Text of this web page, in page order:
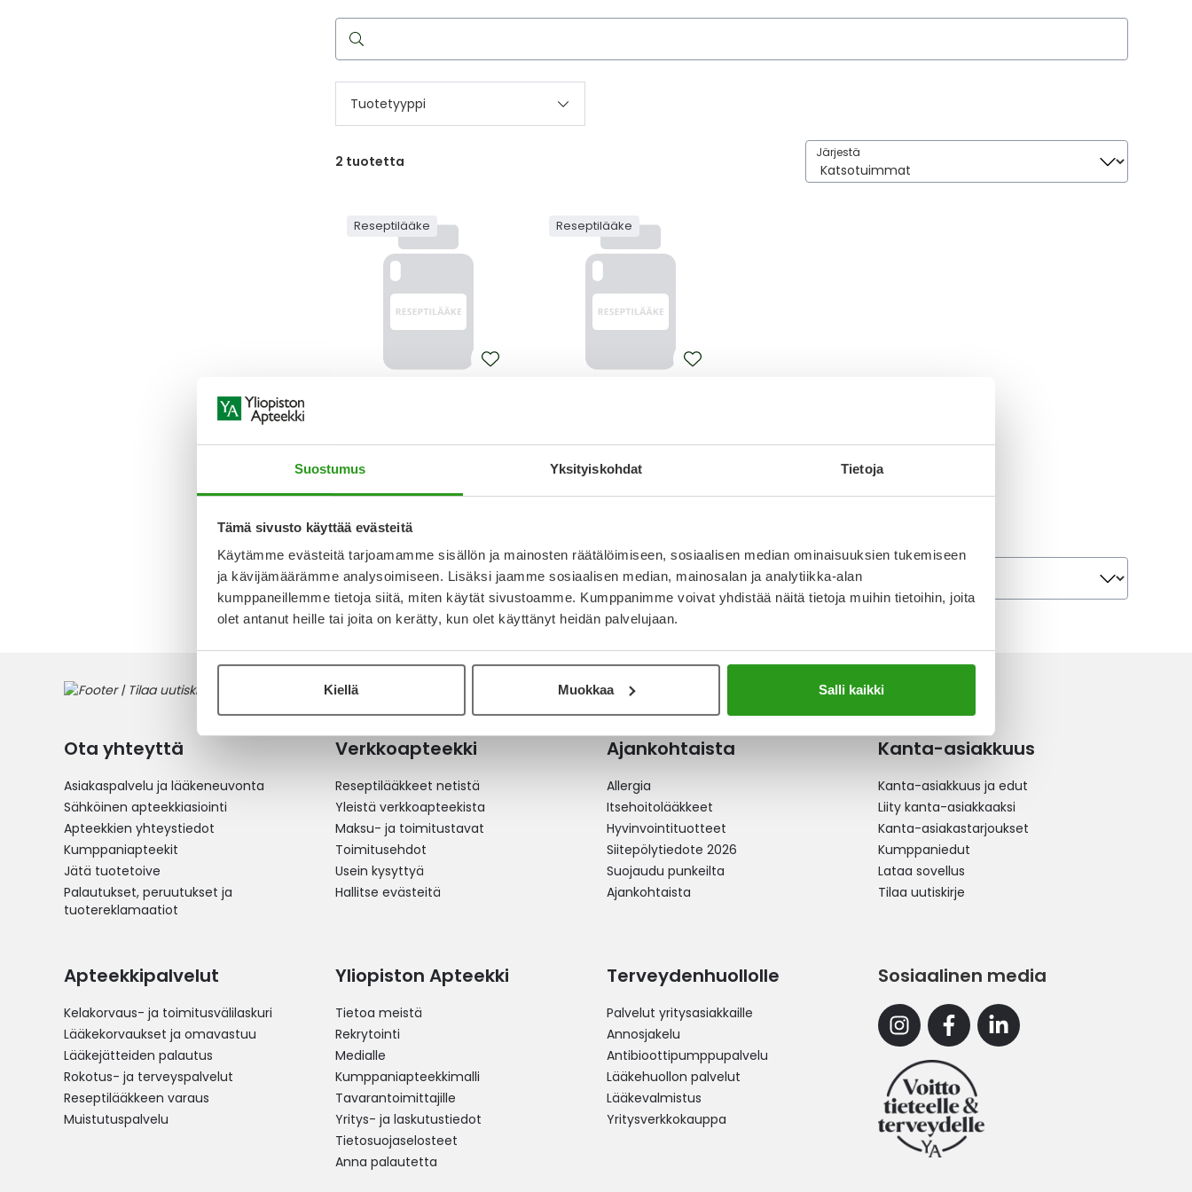
Suostumus Yksityiskohdat Tietoja
Tämä sivusto käyttää evästeitä
Käytämme evästeitä tarjoamamme sisällön ja mainosten räätälöimiseen, sosiaalisen median ominaisuuksien tukemiseen
ja kävijämäärämme analysoimiseen. Lisäksi jaamme sosiaalisen median, mainosalan ja analytiikka-alan
kumppaneillemme tietoja siitä, miten käytät sivustoamme. Kumppanimme voivat yhdistää näitä tietoja muihin tietoihin, joita
olet antanut heille tai joita on kerätty, kun olet käyttänyt heidän palvelujaan.
Kiellä Muokkaa Salli kaikki
Hae
reseptilääkettä
Tuotetyyppi
2 tuotetta
Järjestä
Järjestä
Reseptilääke
LIUOSTA VARTEN 10 MG/ML
50 ML
Reseptilääke
LIUOSTA VARTEN 10 MG/ML
2 X 10 ML
2 tuotetta
Järjestä
Järjestä
Ota yhteyttä
Asiakaspalvelu ja lääkeneuvonta
Sähköinen apteekkiasiointi
Apteekkien yhteystiedot
Kumppaniapteekit
Jätä tuotetoive
Palautukset, peruutukset ja
tuotereklamaatiot
Verkkoapteekki
Reseptilääkkeet netistä
Yleistä verkkoapteekista
Maksu- ja toimitustavat
Toimitusehdot
Usein kysyttyä
Hallitse evästeitä
Ajankohtaista
Allergia
Itsehoitolääkkeet
Hyvinvointituotteet
Siitepölytiedote 2026
Suojaudu punkeilta
Ajankohtaista
Kanta-asiakkuus
Kanta-asiakkuus ja edut
Liity kanta-asiakkaaksi
Kanta-asiakastarjoukset
Kumppaniedut
Lataa sovellus
Tilaa uutiskirje
Apteekkipalvelut
Kelakorvaus- ja toimitusvälilaskuri
Lääkekorvaukset ja omavastuu
Lääkejätteiden palautus
Rokotus- ja terveyspalvelut
Reseptilääkkeen varaus
Muistutuspalvelu
Yliopiston Apteekki
Tietoa meistä
Rekrytointi
Medialle
Kumppaniapteekkimalli
Tavarantoimittajille
Yritys- ja laskutustiedot
Tietosuojaselosteet
Anna palautetta
Terveydenhuollolle
Palvelut yritysasiakkaille
Annosjakelu
Antibioottipumppupalvelu
Lääkehuollon palvelut
Lääkevalmistus
Yritysverkkokauppa
Sosiaalinen media
InstagramFacebookLinkedin